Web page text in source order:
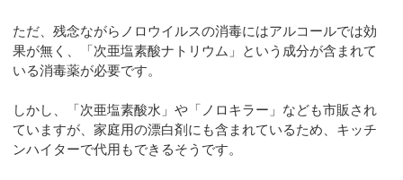
ただ、残念ながらノロウイルスの消毒にはアルコールでは効
果が無く、「次亜塩素酸ナトリウム」という成分が含まれて
いる消毒薬が必要です。
しかし、「次亜塩素酸水」や「ノロキラー」なども市販され
ていますが、家庭用の漂白剤にも含まれているため、キッチ
ンハイターで代用もできるそうです。